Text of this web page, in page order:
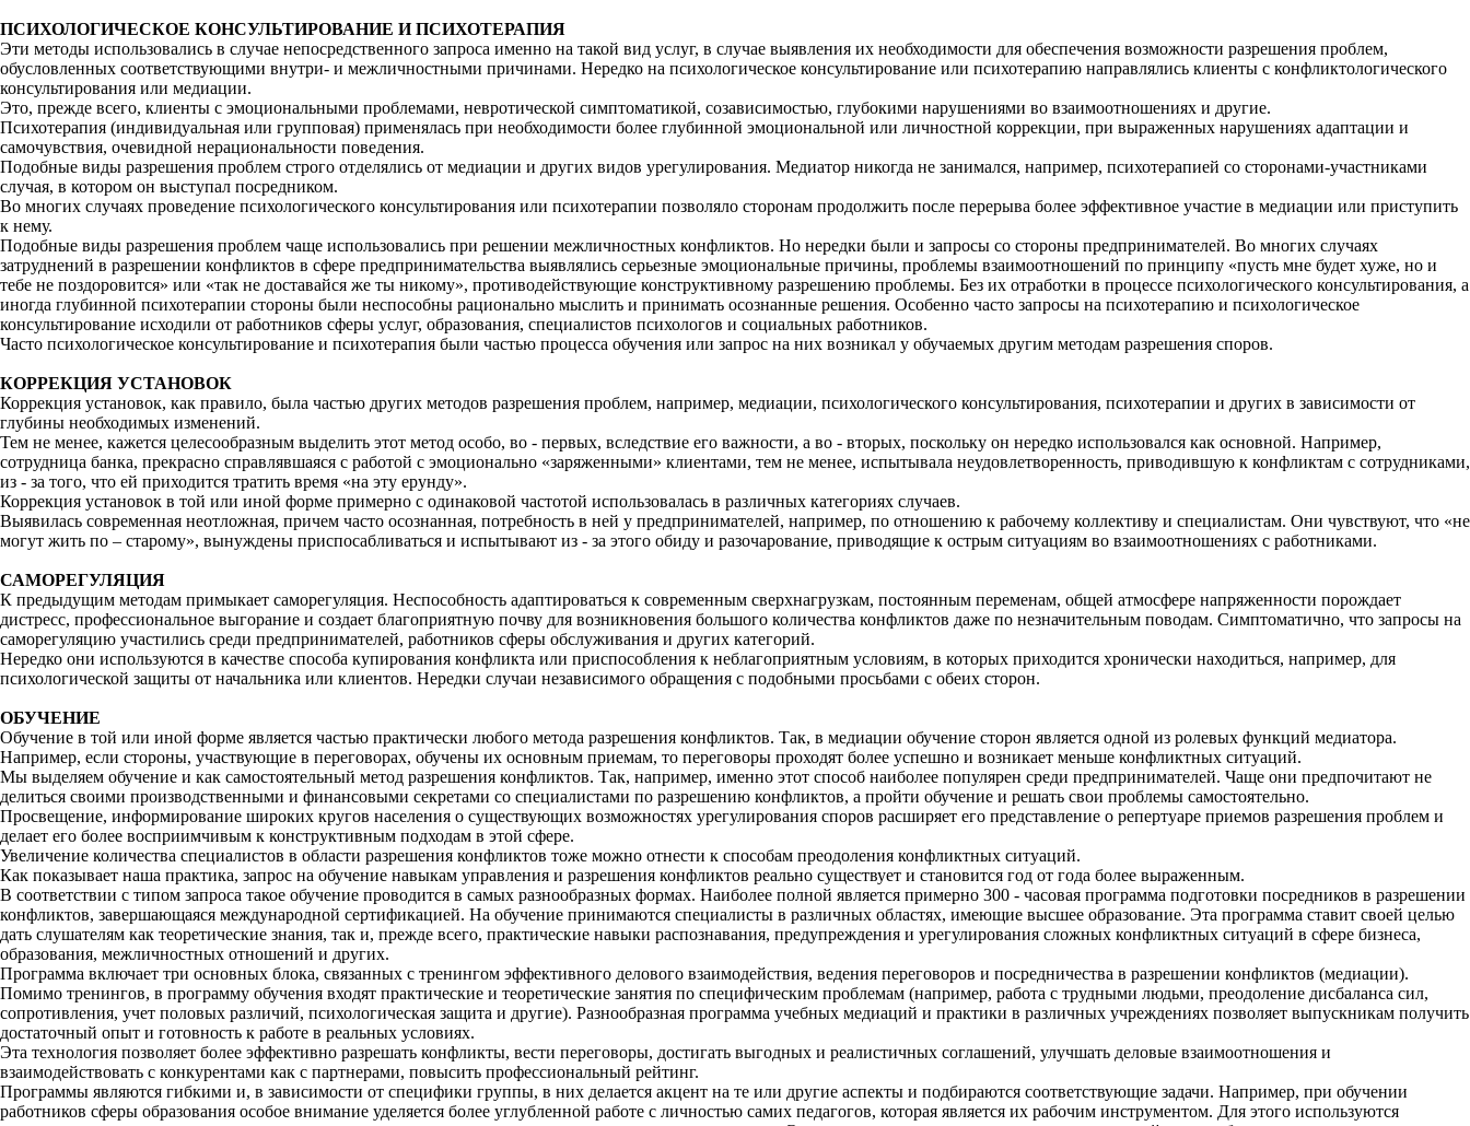
ПСИХОЛОГИЧЕСКОЕ КОНСУЛЬТИРОВАНИЕ И ПСИХОТЕРАПИЯ
Эти методы использовались в случае непосредственного запроса именно на такой вид услуг, в случае выявления их необходимости для обеспечения возможности разрешения проблем,
обусловленных соответствующими внутри- и межличностными причинами. Нередко на психологическое консультирование или психотерапию направлялись клиенты с конфликтологического
консультирования или медиации.
Это, прежде всего, клиенты с эмоциональными проблемами, невротической симптоматикой, созависимостью, глубокими нарушениями во взаимоотношениях и другие.
Психотерапия (индивидуальная или групповая) применялась при необходимости более глубинной эмоциональной или личностной коррекции, при выраженных нарушениях адаптации и
самочувствия, очевидной нерациональности поведения.
Подобные виды разрешения проблем строго отделялись от медиации и других видов урегулирования. Медиатор никогда не занимался, например, психотерапией со сторонами-участниками
случая, в котором он выступал посредником.
Во многих случаях проведение психологического консультирования или психотерапии позволяло сторонам продолжить после перерыва более эффективное участие в медиации или приступить
к нему.
Подобные виды разрешения проблем чаще использовались при решении межличностных конфликтов. Но нередки были и запросы со стороны предпринимателей. Во многих случаях
затруднений в разрешении конфликтов в сфере предпринимательства выявлялись серьезные эмоциональные причины, проблемы взаимоотношений по принципу «пусть мне будет хуже, но и
тебе не поздоровится» или «так не доставайся же ты никому», противодействующие конструктивному разрешению проблемы. Без их отработки в процессе психологического консультирования, а
иногда глубинной психотерапии стороны были неспособны рационально мыслить и принимать осознанные решения. Особенно часто запросы на психотерапию и психологическое
консультирование исходили от работников сферы услуг, образования, специалистов психологов и социальных работников.
Часто психологическое консультирование и психотерапия были частью процесса обучения или запрос на них возникал у обучаемых другим методам разрешения споров.
КОРРЕКЦИЯ УСТАНОВОК
Коррекция установок, как правило, была частью других методов разрешения проблем, например, медиации, психологического консультирования, психотерапии и других в зависимости от
глубины необходимых изменений.
Тем не менее, кажется целесообразным выделить этот метод особо, во - первых, вследствие его важности, а во - вторых, поскольку он нередко использовался как основной. Например,
сотрудница банка, прекрасно справлявшаяся с работой с эмоционально «заряженными» клиентами, тем не менее, испытывала неудовлетворенность, приводившую к конфликтам с сотрудниками,
из - за того, что ей приходится тратить время «на эту ерунду».
Коррекция установок в той или иной форме примерно с одинаковой частотой использовалась в различных категориях случаев.
Выявилась современная неотложная, причем часто осознанная, потребность в ней у предпринимателей, например, по отношению к рабочему коллективу и специалистам. Они чувствуют, что «не
могут жить по – старому», вынуждены приспосабливаться и испытывают из - за этого обиду и разочарование, приводящие к острым ситуациям во взаимоотношениях с работниками.
САМОРЕГУЛЯЦИЯ
К предыдущим методам примыкает саморегуляция. Неспособность адаптироваться к современным сверхнагрузкам, постоянным переменам, общей атмосфере напряженности порождает
дистресс, профессиональное выгорание и создает благоприятную почву для возникновения большого количества конфликтов даже по незначительным поводам. Симптоматично, что запросы на
саморегуляцию участились среди предпринимателей, работников сферы обслуживания и других категорий.
Нередко они используются в качестве способа купирования конфликта или приспособления к неблагоприятным условиям, в которых приходится хронически находиться, например, для
психологической защиты от начальника или клиентов. Нередки случаи независимого обращения с подобными просьбами с обеих сторон.
ОБУЧЕНИЕ
Обучение в той или иной форме является частью практически любого метода разрешения конфликтов. Так, в медиации обучение сторон является одной из ролевых функций медиатора.
Например, если стороны, участвующие в переговорах, обучены их основным приемам, то переговоры проходят более успешно и возникает меньше конфликтных ситуаций.
Мы выделяем обучение и как самостоятельный метод разрешения конфликтов. Так, например, именно этот способ наиболее популярен среди предпринимателей. Чаще они предпочитают не
делиться своими производственными и финансовыми секретами со специалистами по разрешению конфликтов, а пройти обучение и решать свои проблемы самостоятельно.
Просвещение, информирование широких кругов населения о существующих возможностях урегулирования споров расширяет его представление о репертуаре приемов разрешения проблем и
делает его более восприимчивым к конструктивным подходам в этой сфере.
Увеличение количества специалистов в области разрешения конфликтов тоже можно отнести к способам преодоления конфликтных ситуаций.
Как показывает наша практика, запрос на обучение навыкам управления и разрешения конфликтов реально существует и становится год от года более выраженным.
В соответствии с типом запроса такое обучение проводится в самых разнообразных формах. Наиболее полной является примерно 300 - часовая программа подготовки посредников в разрешении
конфликтов, завершающаяся международной сертификацией. На обучение принимаются специалисты в различных областях, имеющие высшее образование. Эта программа ставит своей целью
дать слушателям как теоретические знания, так и, прежде всего, практические навыки распознавания, предупреждения и урегулирования сложных конфликтных ситуаций в сфере бизнеса,
образования, межличностных отношений и других.
Программа включает три основных блока, связанных с тренингом эффективного делового взаимодействия, ведения переговоров и посредничества в разрешении конфликтов (медиации).
Помимо тренингов, в программу обучения входят практические и теоретические занятия по специфическим проблемам (например, работа с трудными людьми, преодоление дисбаланса сил,
сопротивления, учет половых различий, психологическая защита и другие). Разнообразная программа учебных медиаций и практики в различных учреждениях позволяет выпускникам получить
достаточный опыт и готовность к работе в реальных условиях.
Эта технология позволяет более эффективно разрешать конфликты, вести переговоры, достигать выгодных и реалистичных соглашений, улучшать деловые взаимоотношения и
взаимодействовать с конкурентами как с партнерами, повысить профессиональный рейтинг.
Программы являются гибкими и, в зависимости от специфики группы, в них делается акцент на те или другие аспекты и подбираются соответствующие задачи. Например, при обучении
работников сферы образования особое внимание уделяется более углубленной работе с личностью самих педагогов, которая является их рабочим инструментом. Для этого используются